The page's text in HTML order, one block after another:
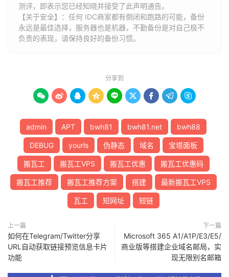
测评，即表示您已经知晓并接受了此声明通告。
【关于安全】：任何 IDC商家都有倒闭和跑路的可能，备份
永远是最佳选择，服务器也是机器，不勤备份是对自己极不
负责的表现，请保持良好的备份习惯。
分享到
        
admin APT bwh81 bwh81.net bwh88
DEBUG yourls 伪静态 域名 宝塔面板
搬瓦工 搬瓦工VPS 搬瓦工优惠 搬瓦工优惠码
搬瓦工推荐 搬瓦工推荐方案 搭建 最新搬瓦工VPS
瓦工 短网址 短链
上一篇
如何在Telegram/Twitter分享
URL自动获取链接预览信息卡片
功能
下一篇
Microsoft 365 A1/A1P/E3/E5/
商业版等搭建企业域名邮局，实
现无限别名邮箱